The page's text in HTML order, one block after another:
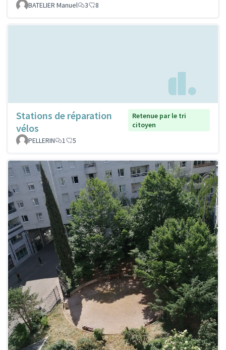
BATELIER Manuel
3 8
Stations de réparation
vélos
Retenue par le tri
citoyen
PELLERIN
1 5